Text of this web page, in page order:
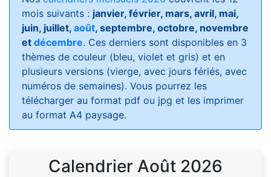
mois suivants : janvier, février, mars, avril, mai,
juin, juillet, août, septembre, octobre, novembre
et décembre. Ces derniers sont disponibles en 3
thèmes de couleur (bleu, violet et gris) et en
plusieurs versions (vierge, avec jours fériés, avec
numéros de semaines). Vous pourrez les
télécharger au format pdf ou jpg et les imprimer
au format A4 paysage.
Calendrier Août 2026